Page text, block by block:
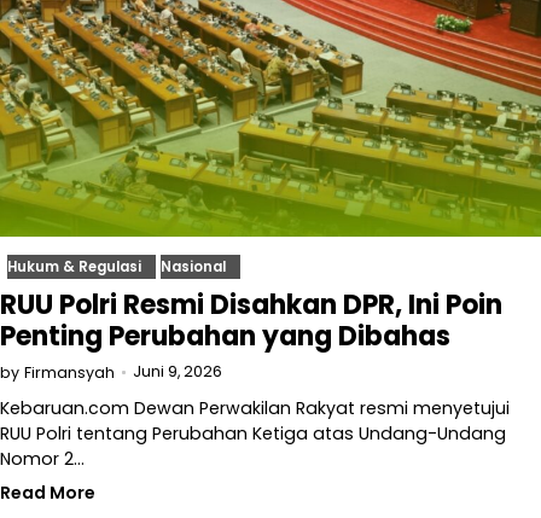
Hukum & Regulasi Nasional
RUU Polri Resmi Disahkan DPR, Ini Poin
Penting Perubahan yang Dibahas
by Firmansyah Juni 9, 2026
Kebaruan.com Dewan Perwakilan Rakyat resmi menyetujui
RUU Polri tentang Perubahan Ketiga atas Undang-Undang
Nomor 2…
Read More